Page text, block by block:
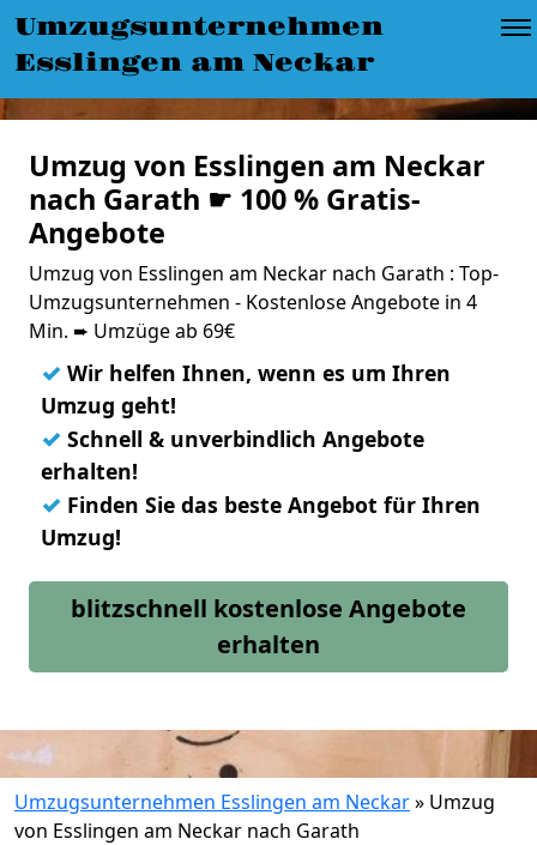
Umzugsunternehmen
Esslingen am Neckar
Umzug von Esslingen am Neckar
nach Garath ☛ 100 % Gratis-
Angebote
Umzug von Esslingen am Neckar nach Garath : Top-
Umzugsunternehmen - Kostenlose Angebote in 4
Min. ➨ Umzüge ab 69€
✓ Wir helfen Ihnen, wenn es um Ihren
Umzug geht!
✓ Schnell & unverbindlich Angebote
erhalten!
✓ Finden Sie das beste Angebot für Ihren
Umzug!
blitzschnell kostenlose Angebote
erhalten
Umzugsunternehmen Esslingen am Neckar» Umzug
von Esslingen am Neckar nach Garath